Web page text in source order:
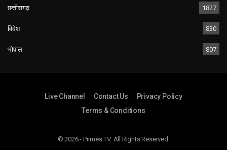
छत्तीसगढ़ 1827
विदेश 830
भोपाल 807
Live Channel Contact Us
Privacy Policy
Terms & Conditions
© 2026 - Primes TV. All Rights Reserved.